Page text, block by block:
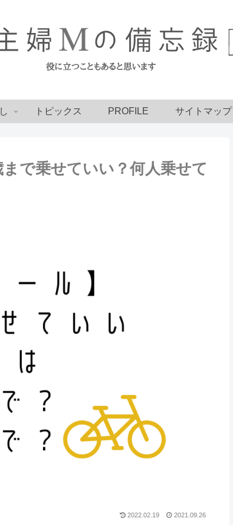
トピックス PROFILE サイトマップ
で乗せていい？何人乗せて
2022.02.19 2021.09.26